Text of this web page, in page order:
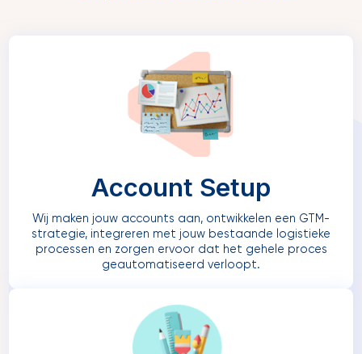
Account Setup
Wij maken jouw accounts aan, ontwikkelen een GTM-
strategie, integreren met jouw bestaande logistieke
processen en zorgen ervoor dat het gehele proces
geautomatiseerd verloopt.